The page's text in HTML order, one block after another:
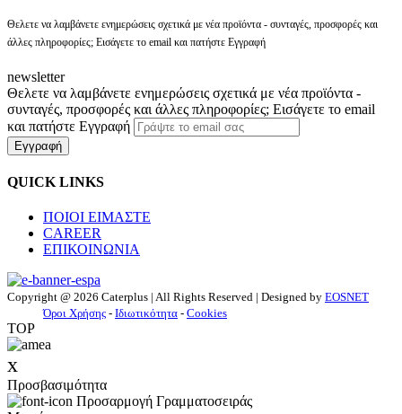
Θελετε να λαμβάνετε ενημερώσεις σχετικά με νέα προϊόντα - συνταγές, προσφορές και
άλλες πληροφορίες; Εισάγετε το email και πατήστε Εγγραφή
newsletter
Θελετε να λαμβάνετε ενημερώσεις σχετικά με νέα προϊόντα -
συνταγές, προσφορές και άλλες πληροφορίες; Εισάγετε το email
και πατήστε Εγγραφή
Εγγραφή
QUICK LINKS
ΠΟΙΟΙ ΕΙΜΑΣΤΕ
CAREER
ΕΠΙΚΟΙΝΩΝΙΑ
Copyright @ 2026 Caterplus | All Rights Reserved | Designed by EOSNET
Όροι Χρήσης - Ιδιωτικότητα - Cookies
TOP
x
Προσβασιμότητα
Προσαρμογή Γραμματοσειράς